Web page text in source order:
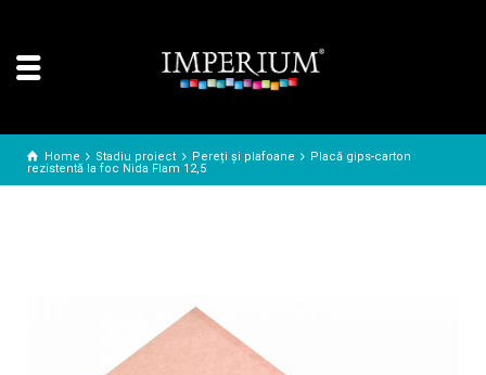
Home Stadiu proiect Pereți și plafoane
Placă gips-carton
rezistentă la foc Nida Flam 12,5